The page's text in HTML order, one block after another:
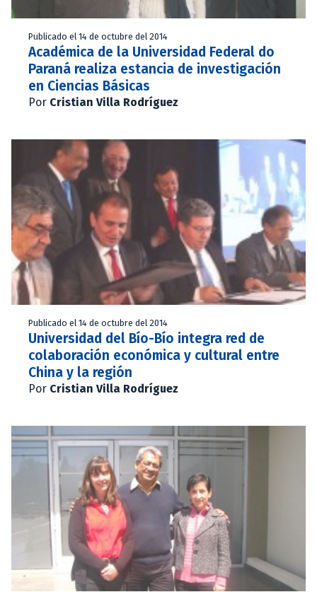
Publicado el 14 de octubre del 2014
Académica de la Universidad Federal do
Paraná realiza estancia de investigación
en Ciencias Básicas
Por Cristian Villa Rodríguez
Publicado el 14 de octubre del 2014
Universidad del Bío-Bío integra red de
colaboración económica y cultural entre
China y la región
Por Cristian Villa Rodríguez